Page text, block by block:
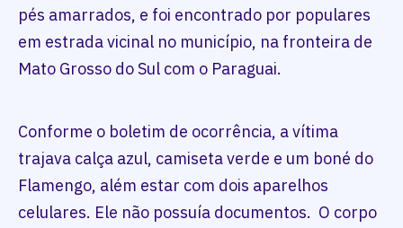
pés amarrados, e foi encontrado por populares
em estrada vicinal no município, na fronteira de
Mato Grosso do Sul com o Paraguai.
Conforme o boletim de ocorrência, a vítima
trajava calça azul, camiseta verde e um boné do
Flamengo, além estar com dois aparelhos
celulares. Ele não possuía documentos. O corpo